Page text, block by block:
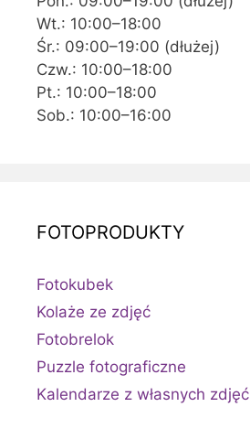
Wt.: 10:00–18:00
Śr.: 09:00–19:00 (dłużej)
Czw.: 10:00–18:00
Pt.: 10:00–18:00
Sob.: 10:00–16:00
FOTOPRODUKTY
Fotokubek
Kolaże ze zdjęć
Fotobrelok
Puzzle fotograficzne
Kalendarze z własnych zdjęć